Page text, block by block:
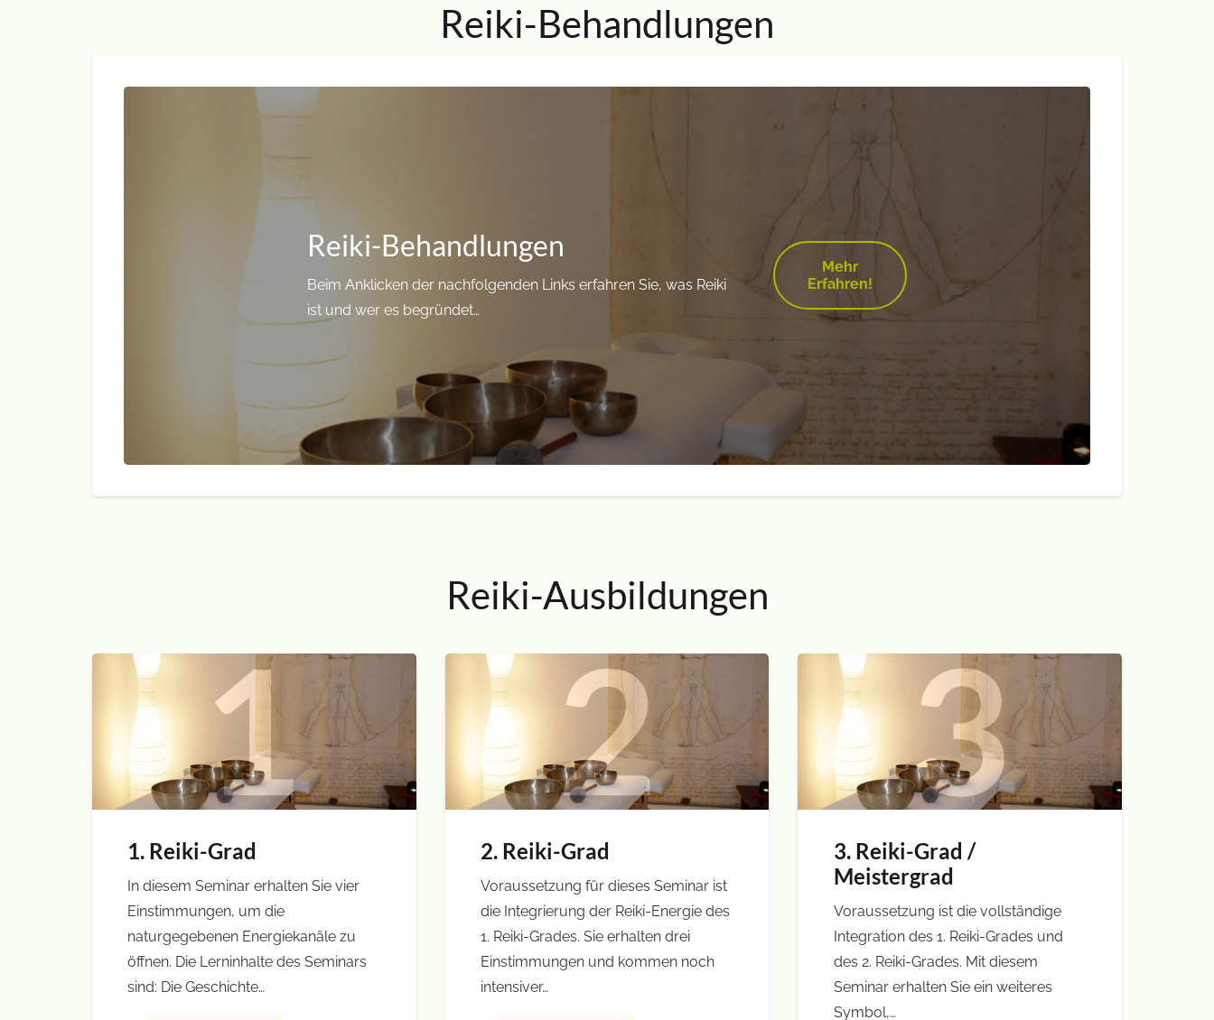
Reiki-Behandlungen
Reiki-Behandlungen
Beim Anklicken der nachfolgenden Links erfahren Sie, was Reiki
ist und wer es begründet…
Mehr
Erfahren!
Reiki-Ausbildungen
1. Reiki-Grad
In diesem Seminar erhalten Sie vier
Einstimmungen, um die
naturgegebenen Energiekanäle zu
öffnen. Die Lerninhalte des Seminars
sind: Die Geschichte…
2. Reiki-Grad
Voraussetzung für dieses Seminar ist
die Integrierung der Reiki-Energie des
1. Reiki-Grades. Sie erhalten drei
Einstimmungen und kommen noch
intensiver…
3. Reiki-Grad /
Meistergrad
Voraussetzung ist die vollständige
Integration des 1. Reiki-Grades und
des 2. Reiki-Grades. Mit diesem
Seminar erhalten Sie ein weiteres
Symbol,…